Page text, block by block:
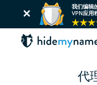
我们编辑
VPN应用
代